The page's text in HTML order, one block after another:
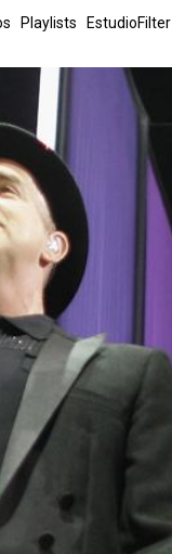
Playlists EstudioFilter